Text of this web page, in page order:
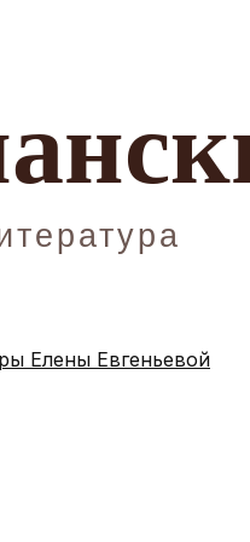
Елены Евгеньевой